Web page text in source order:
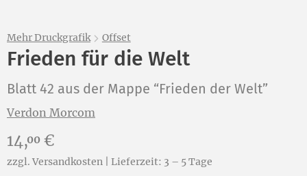
Mehr Druckgrafik Offset
Frieden für die Welt
Blatt 42 aus der Mappe “Frieden der Welt”
Verdon Morcom
Preis:
14,00 €
zzgl. Versandkosten | Lieferzeit: 3 – 5 Tage